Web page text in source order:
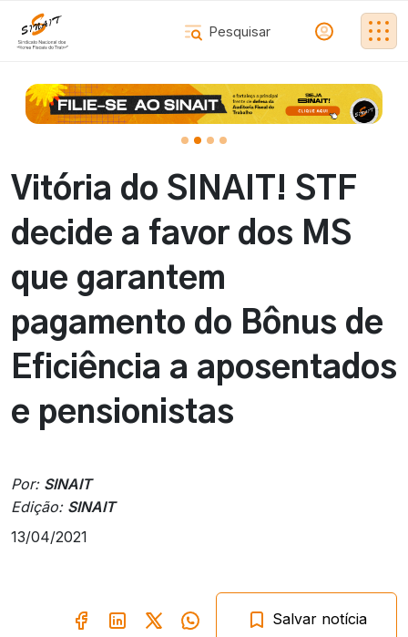
Vitória do SINAIT! STF
decide a favor dos MS
que garantem
pagamento do Bônus de
Eficiência a aposentados
e pensionistas
Por: SINAIT
Edição: SINAIT
13/04/2021
Salvar notícia